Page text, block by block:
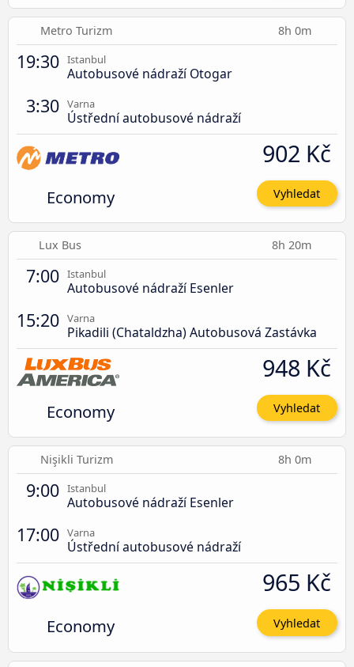
Metro Turizm 8h 0m
19:30 Istanbul
Autobusové nádraží Otogar
3:30 Varna
Ústřední autobusové nádraží
Economy
902 Kč
Vyhledat
Lux Bus 8h 20m
7:00 Istanbul
Autobusové nádraží Esenler
15:20 Varna
Pikadili (Chataldzha) Autobusová Zastávka
Economy
948 Kč
Vyhledat
Nişikli Turizm 8h 0m
9:00 Istanbul
Autobusové nádraží Esenler
17:00 Varna
Ústřední autobusové nádraží
Economy
965 Kč
Vyhledat